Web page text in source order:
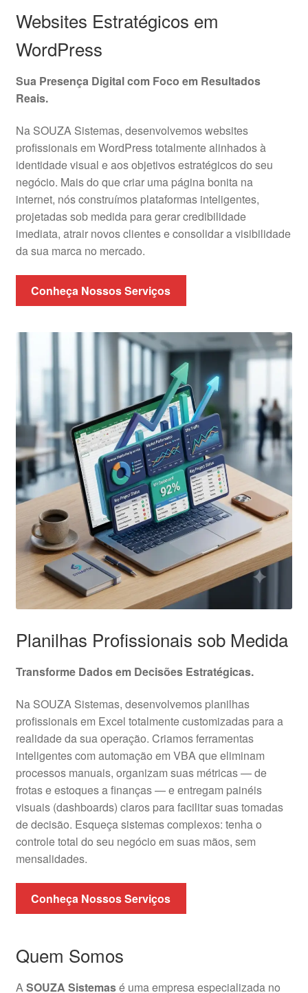
Websites Estratégicos em
WordPress
Sua Presença Digital com Foco em Resultados
Reais.
Na SOUZA Sistemas, desenvolvemos websites
profissionais em WordPress totalmente alinhados à
identidade visual e aos objetivos estratégicos do seu
negócio. Mais do que criar uma página bonita na
internet, nós construímos plataformas inteligentes,
projetadas sob medida para gerar credibilidade
imediata, atrair novos clientes e consolidar a visibilidade
da sua marca no mercado.
Conheça Nossos Serviços
Planilhas Profissionais sob Medida
Transforme Dados em Decisões Estratégicas.
Na SOUZA Sistemas, desenvolvemos planilhas
profissionais em Excel totalmente customizadas para a
realidade da sua operação. Criamos ferramentas
inteligentes com automação em VBA que eliminam
processos manuais, organizam suas métricas — de
frotas e estoques a finanças — e entregam painéis
visuais (dashboards) claros para facilitar suas tomadas
de decisão. Esqueça sistemas complexos: tenha o
controle total do seu negócio em suas mãos, sem
mensalidades.
Conheça Nossos Serviços
Quem Somos
A SOUZA Sistemasé uma empresa especializada no